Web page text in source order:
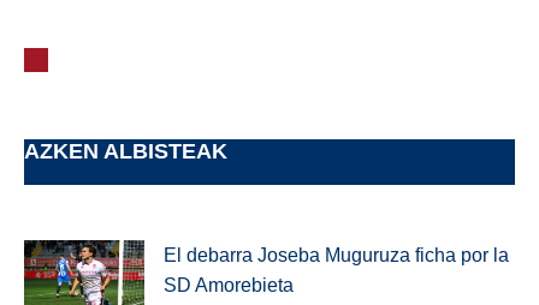
AZKEN ALBISTEAK
El debarra Joseba Muguruza ficha por la
SD Amorebieta